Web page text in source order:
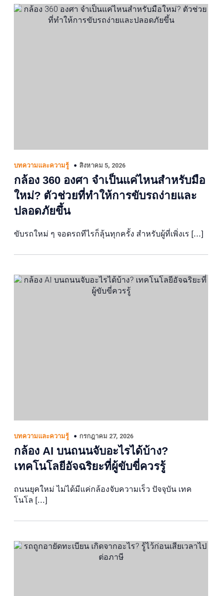
บทความและความรู้ สิงหาคม 5, 2026
กล้อง 360 องศา จำเป็นแค่ไหนสำหรับมือ
ใหม่? ตัวช่วยที่ทำให้การขับรถง่ายและ
ปลอดภัยขึ้น
ขับรถใหม่ ๆ จอดรถทีไรก็ลุ้นทุกครั้ง สำหรับผู้ที่เพิ่งเร […]
บทความและความรู้ กรกฎาคม 27, 2026
กล้อง AI บนถนนจับอะไรได้บ้าง?
เทคโนโลยีอัจฉริยะที่ผู้ขับขี่ควรรู้
ถนนยุคใหม่ ไม่ได้มีแค่กล้องจับความเร็ว ปัจจุบัน เทค
โนโล […]